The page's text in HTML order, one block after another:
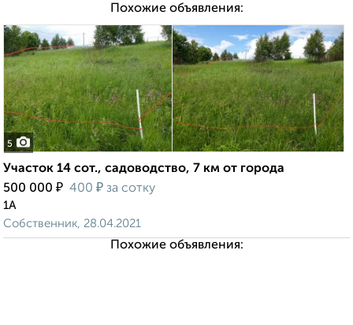
Похожие объявления:
5
Участок 14 сот., садоводство, 7 км от города
500 000 ₽ 400 ₽ за сотку
1А
Собственник, 28.04.2021
Похожие объявления: